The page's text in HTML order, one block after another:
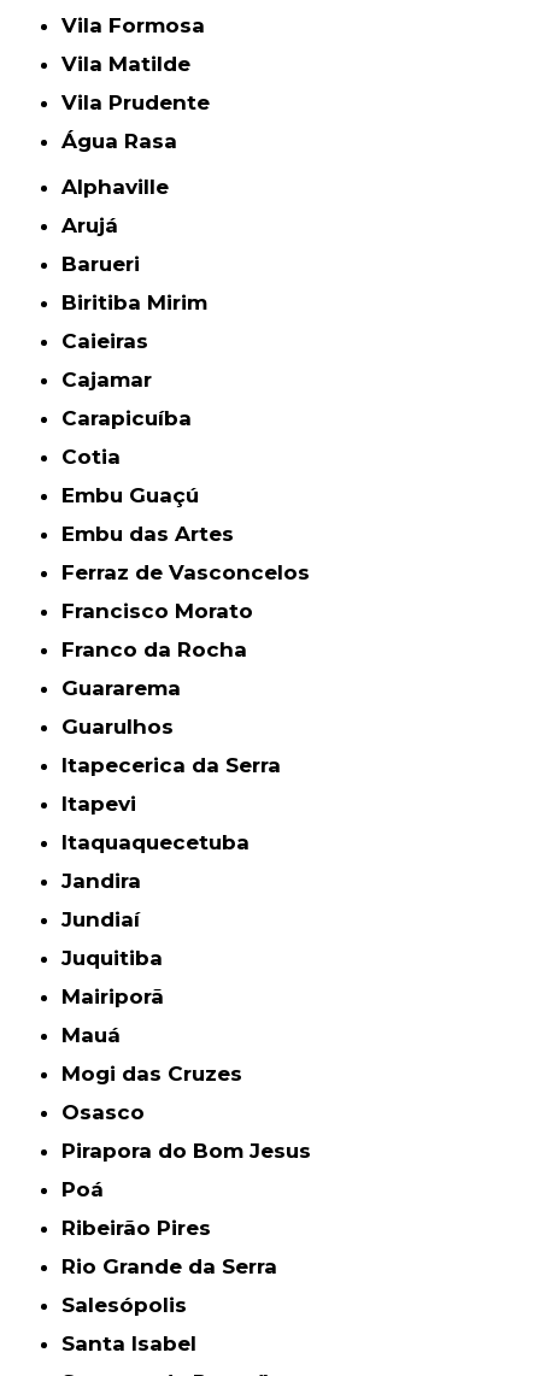
Vila Formosa
Vila Matilde
Vila Prudente
Água Rasa
Alphaville
Arujá
Barueri
Biritiba Mirim
Caieiras
Cajamar
Carapicuíba
Cotia
Embu Guaçú
Embu das Artes
Ferraz de Vasconcelos
Francisco Morato
Franco da Rocha
Guararema
Guarulhos
Itapecerica da Serra
Itapevi
Itaquaquecetuba
Jandira
Jundiaí
Juquitiba
Mairiporã
Mauá
Mogi das Cruzes
Osasco
Pirapora do Bom Jesus
Poá
Ribeirão Pires
Rio Grande da Serra
Salesópolis
Santa Isabel